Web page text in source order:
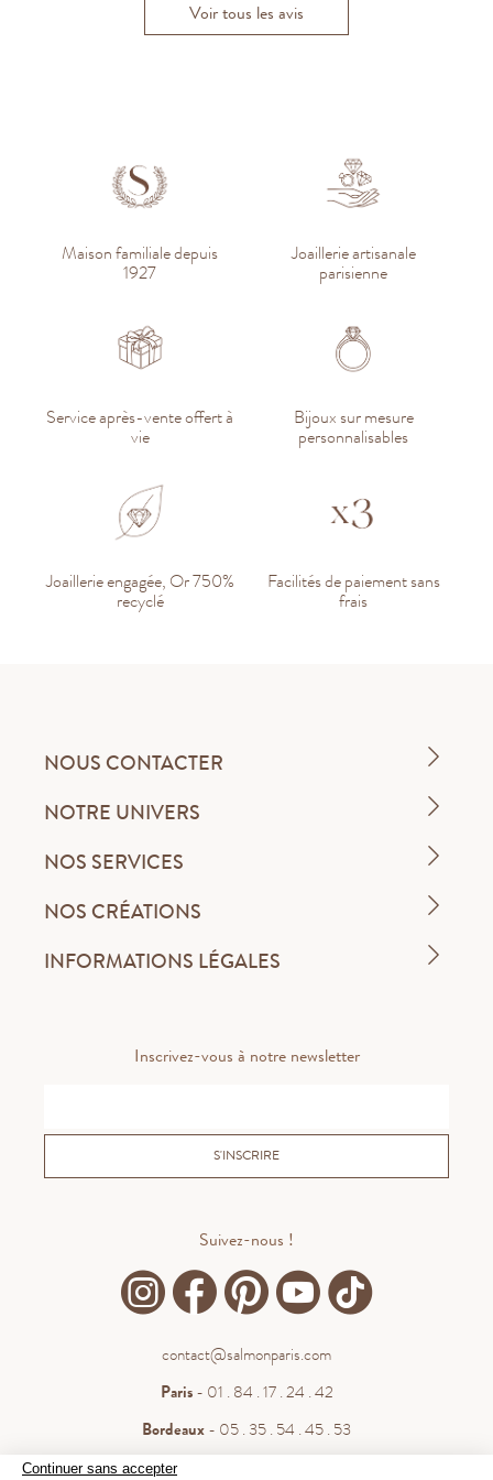
Continuer sans accepter
Voir tous les avis
Maison familiale depuis
1927
Joaillerie artisanale
parisienne
Service après-vente offert à
vie
Bijoux sur mesure
personnalisables
Joaillerie engagée, Or 750%
recyclé
Facilités de paiement sans
frais
NOUS CONTACTER
NOTRE UNIVERS
NOS SERVICES
NOS CRÉATIONS
INFORMATIONS LÉGALES
Inscrivez-vous à notre newsletter
S'INSCRIRE
Suivez-nous !
contact@salmonparis.com
Paris- 01 . 84 . 17 . 24 . 42
Bordeaux- 05 . 35 . 54 . 45 . 53
WhatsApp